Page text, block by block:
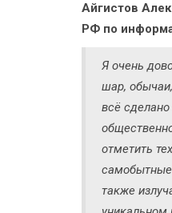
Айгистов
РФ по
Я очень
шар,
всё
отметить
самобытные
также